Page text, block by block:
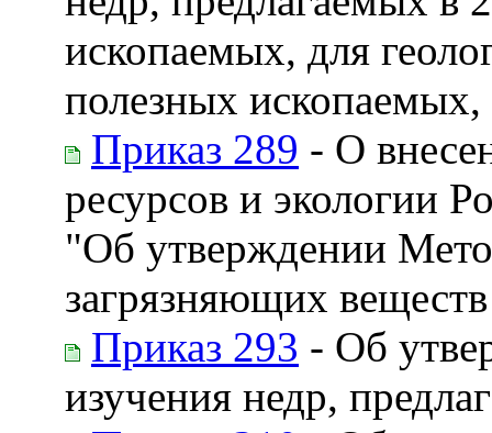
ископаемых, для
полезных
Приказ 289 - О
ресурсов и экологии
"Об утверждении
загрязняющих
Приказ 293 - Об
изучения недр,